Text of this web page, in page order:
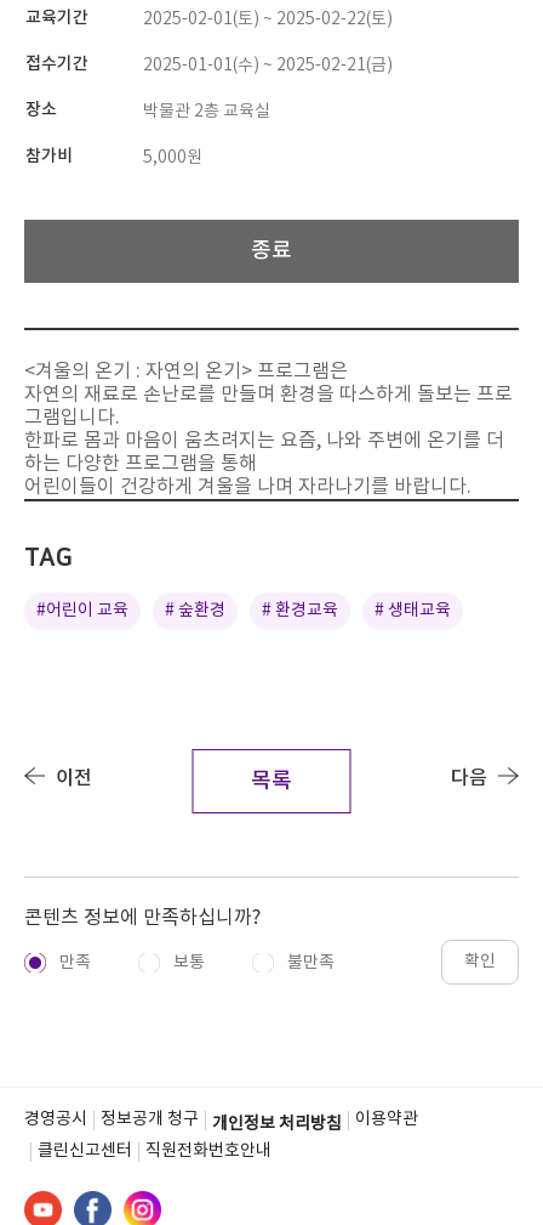
교육기간 2025-02-01(토) ~ 2025-02-22(토)
접수기간 2025-01-01(수) ~ 2025-02-21(금)
장소 박물관 2층 교육실
참가비 5,000원
종료
<겨울의 온기 : 자연의 온기> 프로그램은
자연의 재료로 손난로를 만들며 환경을 따스하게 돌보는 프로
그램입니다.
한파로 몸과 마음이 움츠려지는 요즘, 나와 주변에 온기를 더
하는 다양한 프로그램을 통해
어린이들이 건강하게 겨울을 나며 자라나기를 바랍니다.
TAG
#어린이 교육 # 숲환경 # 환경교육 # 생태교육
이전 목록 다음
콘텐츠 정보에 만족하십니까?
만족 보통 불만족 확인
경영공시 정보공개 청구 개인정보 처리방침
이용약관
클린신고센터
직원전화번호안내